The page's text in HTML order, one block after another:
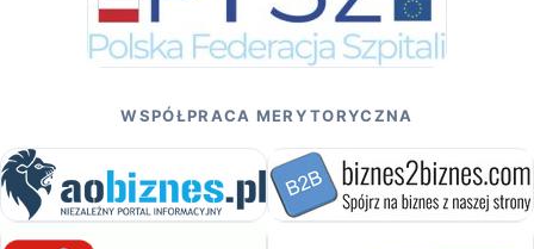
WSPÓŁPRACA MERYTORYCZNA